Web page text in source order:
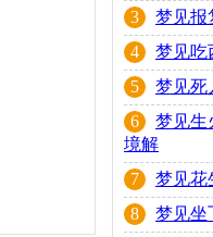
3
梦见报
4
梦见吃
5
梦见死
6
梦见生
境解
7
梦见花
8
梦见坐